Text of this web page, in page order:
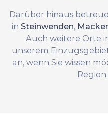
Darüber hinaus
in Steinwenden,
Auch weitere Orte
unserem
an, wenn Sie wissen